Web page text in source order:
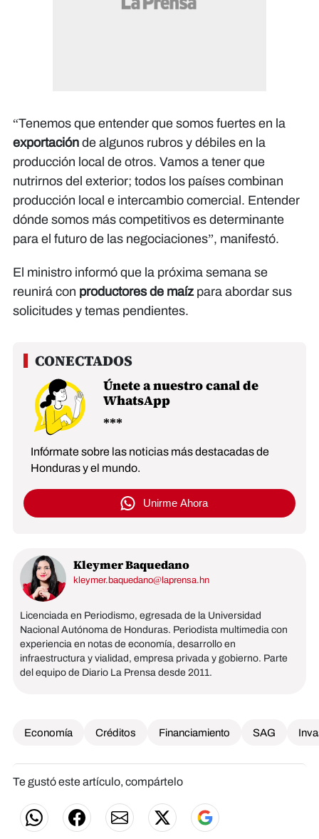
“Tenemos que entender que somos fuertes en la
exportación de algunos rubros y débiles en la
producción local de otros. Vamos a tener que
nutrirnos del exterior; todos los países combinan
producción local e intercambio comercial. Entender
dónde somos más competitivos es determinante
para el futuro de las negociaciones”, manifestó.
El ministro informó que la próxima semana se
reunirá con productores de maíz para abordar sus
solicitudes y temas pendientes.
Únete a nuestro canal de
WhatsApp
Infórmate sobre las noticias más destacadas de
Honduras y el mundo.
Unirme Ahora
Kleymer Baquedano
kleymer.baquedano@laprensa.hn
Licenciada en Periodismo, egresada de la Universidad
Nacional Autónoma de Honduras. Periodista multimedia con
experiencia en notas de economía, desarrollo en
infraestructura y vialidad, empresa privada y gobierno. Parte
del equipo de Diario La Prensa desde 2011.
Economía Créditos Financiamiento SAG
Te gustó este artículo, compártelo